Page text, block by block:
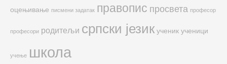
оцењивање писмени задатак правопис просвета професор
професори родитељи српски језик ученик ученици
учење школа